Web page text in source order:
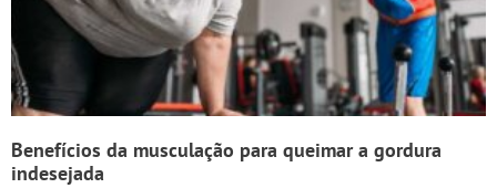
Benefícios da musculação para queimar a gordura
indesejada